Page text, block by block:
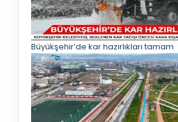
Büyükşehir’de kar hazırlıkları tamam